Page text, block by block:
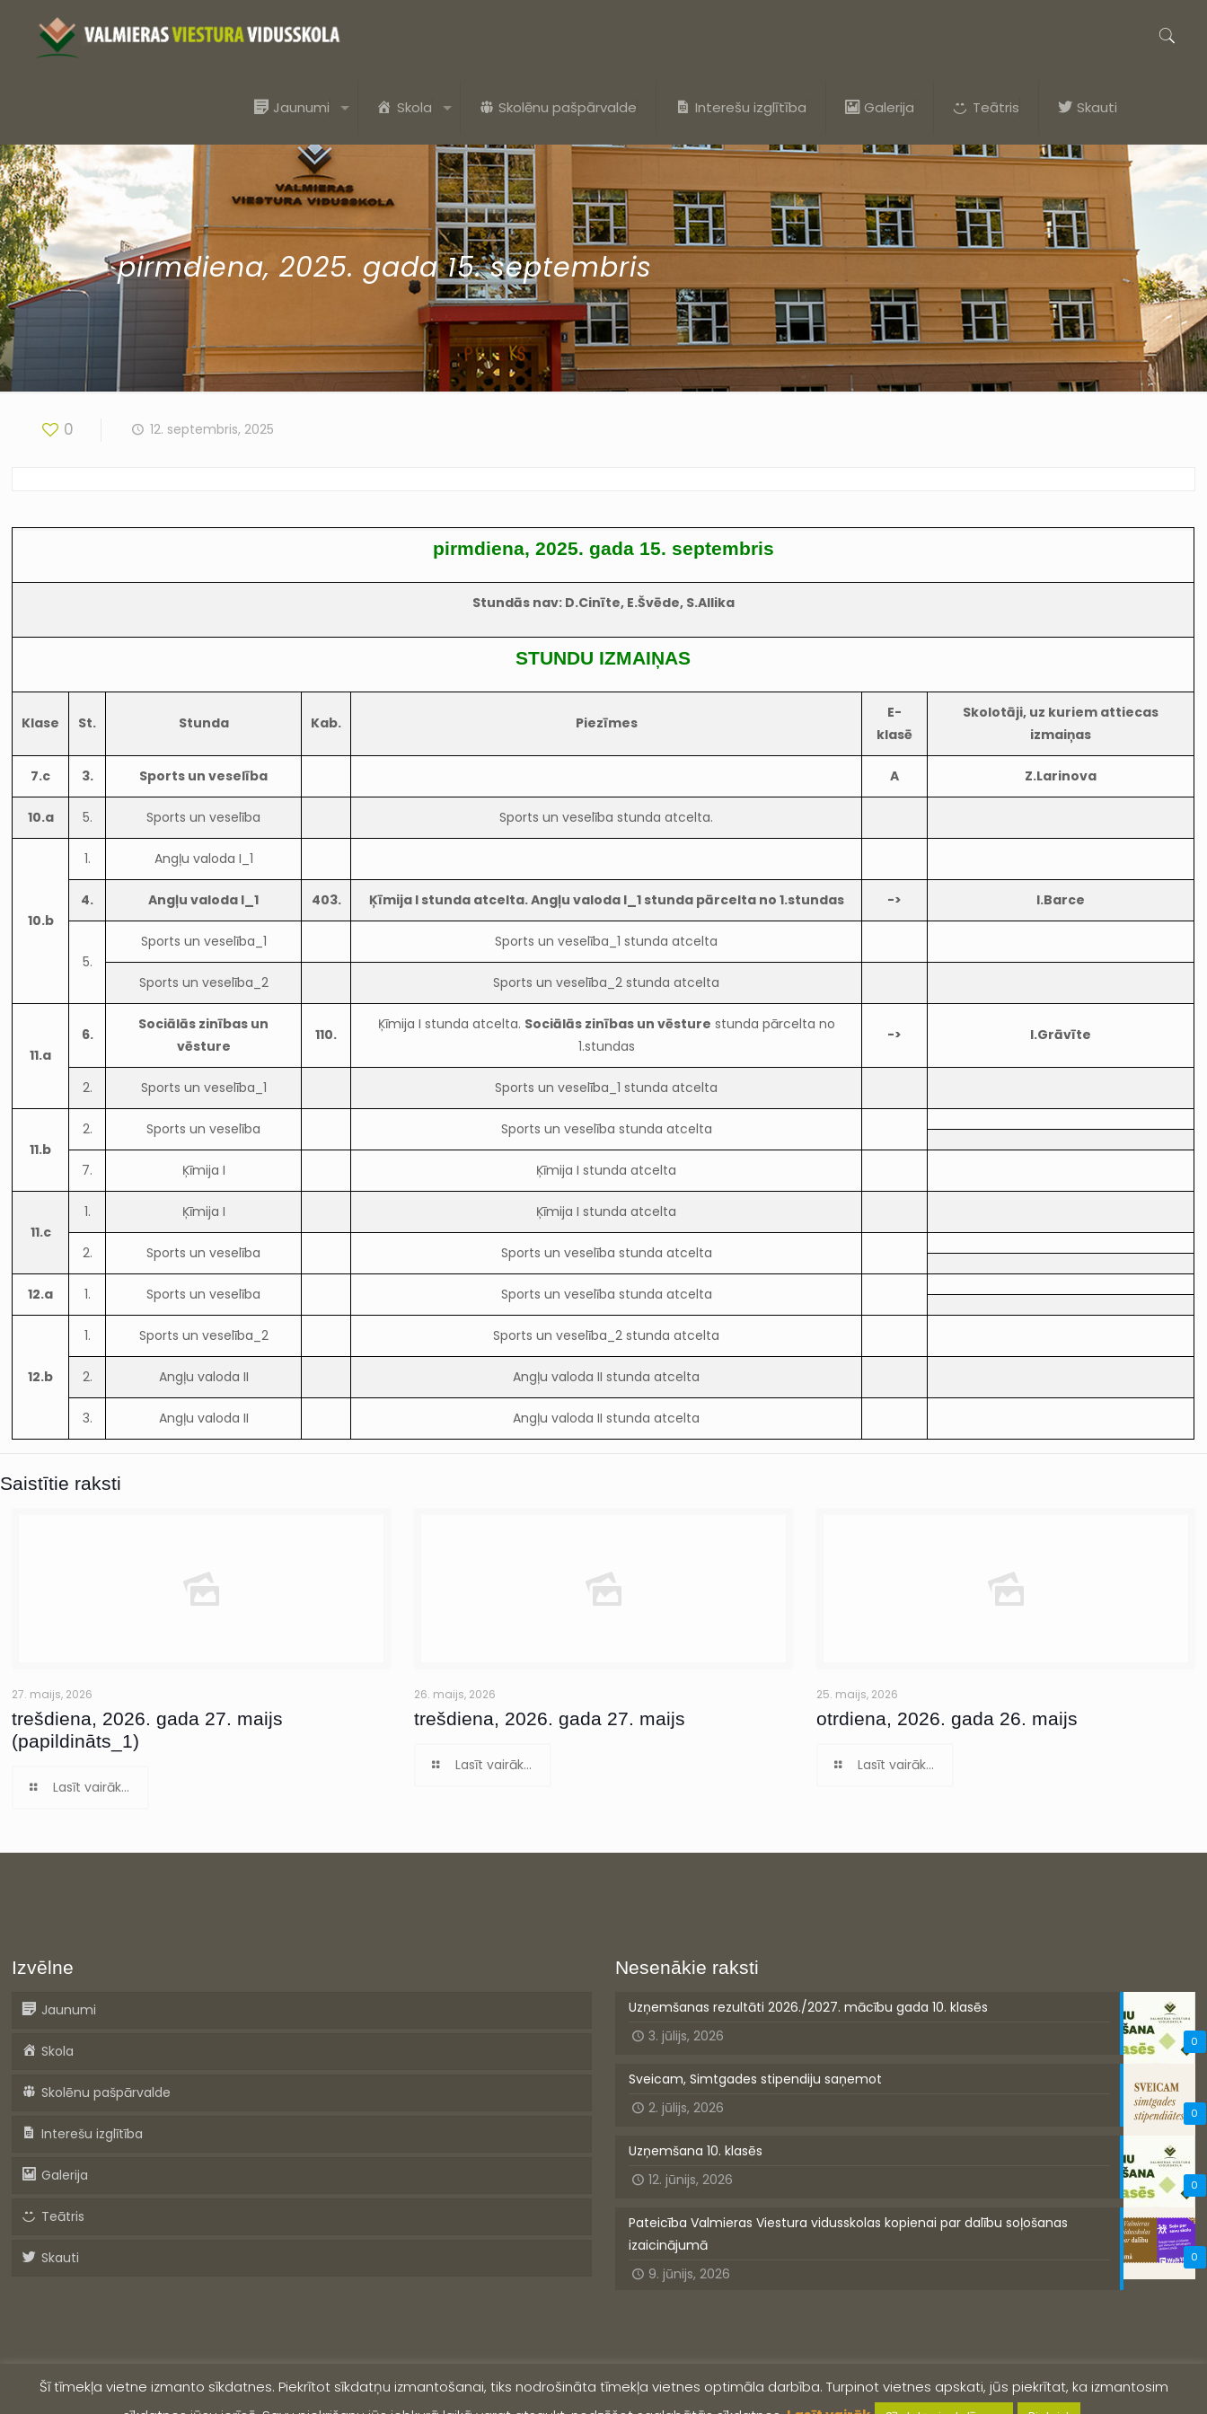
Jaunumi Skola Skolēnu pašpārvalde Interešu izglītība Galerija Teātris Skauti
pirmdiena, 2025. gada 15. septembris
0 12. septembris, 2025
pirmdiena, 2025. gada 15. septembris
Stundās nav: D.Cinīte, E.Švēde, S.Allika
STUNDU IZMAIŅAS
Klase St. Stunda Kab. Piezīmes
E-
klasē
Skolotāji, uz kuriem attiecas
izmaiņas
7.c 3. Sports un veselība A Z.Larinova
10.a 5. Sports un veselība Sports un veselība stunda atcelta.
10.b
1. Angļu valoda I_1
4. Angļu valoda I_1 403. Ķīmija I stunda atcelta. Angļu valoda I_1 stunda pārcelta no 1.stundas -> I.Barce
5.
Sports un veselība_1 Sports un veselība_1 stunda atcelta
Sports un veselība_2 Sports un veselība_2 stunda atcelta
11.a
6.
Sociālās zinības un
vēsture
110.
Ķīmija I stunda atcelta. Sociālās zinības un vēsture stunda pārcelta no
1.stundas
-> I.Grāvīte
2. Sports un veselība_1 Sports un veselība_1 stunda atcelta
11.b
2. Sports un veselība Sports un veselība stunda atcelta
7. Ķīmija I Ķīmija I stunda atcelta
11.c
1. Ķīmija I Ķīmija I stunda atcelta
2. Sports un veselība Sports un veselība stunda atcelta
12.a 1. Sports un veselība Sports un veselība stunda atcelta
12.b
1. Sports un veselība_2 Sports un veselība_2 stunda atcelta
2. Angļu valoda II Angļu valoda II stunda atcelta
3. Angļu valoda II Angļu valoda II stunda atcelta
Saistītie raksti
27. maijs, 2026
trešdiena, 2026. gada 27. maijs
(papildināts_1)
Lasīt vairāk...
26. maijs, 2026
trešdiena, 2026. gada 27. maijs
Lasīt vairāk...
25. maijs, 2026
otrdiena, 2026. gada 26. maijs
Lasīt vairāk...
Izvēlne
Jaunumi
Skola
Skolēnu pašpārvalde
Interešu izglītība
Galerija
Teātris
Skauti
Nesenākie raksti
0
Uzņemšanas rezultāti 2026./2027. mācību gada 10. klasēs
3. jūlijs, 2026
0
Sveicam, Simtgades stipendiju saņemot
2. jūlijs, 2026
0
Uzņemšana 10. klasēs
12. jūnijs, 2026
0
Pateicība Valmieras Viestura vidusskolas kopienai par dalību soļošanas
izaicinājumā
9. jūnijs, 2026
Šī tīmekļa vietne izmanto sīkdatnes. Piekrītot sīkdatņu izmantošanai, tiks nodrošināta tīmekļa vietnes optimāla darbība. Turpinot vietnes apskati, jūs piekrītat, ka izmantosim